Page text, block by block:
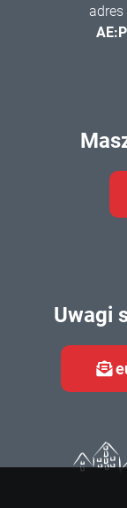
adres
Uwagi